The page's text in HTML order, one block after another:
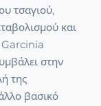
τσαγιού,
και
Garcinia
στην
της
βασικό